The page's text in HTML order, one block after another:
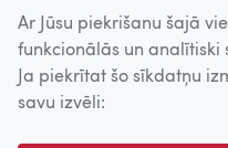
© 2026 Nacionālais Kino
Ar Jūsu piekrišanu šajā
funkcionālās un analītiski
Ja piekrītat šo sīkdatņu
savu izvēli: